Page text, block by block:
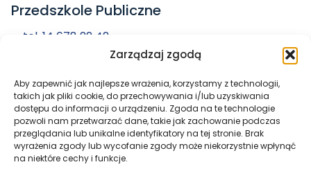
Zarządzaj zgodą
Aby zapewnić jak najlepsze wrażenia, korzystamy z technologii,
takich jak pliki cookie, do przechowywania i/lub uzyskiwania
dostępu do informacji o urządzeniu. Zgoda na te technologie
pozwoli nam przetwarzać dane, takie jak zachowanie podczas
przeglądania lub unikalne identyfikatory na tej stronie. Brak
wyrażenia zgody lub wycofanie zgody może niekorzystnie wpłynąć
na niektóre cechy i funkcje.
Przedszkole Publiczne
tel. 14 678 22 42
przedszkole@zs-radlow.pl
Miasto i Gmina
Radłów